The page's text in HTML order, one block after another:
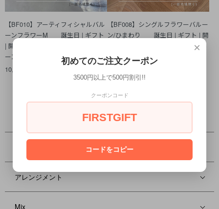
【BF010】アーティフィシャルバル
ーンフラワーM 誕生日 | ギフト
| 開店祝い | 名入れ | 結婚祝い | バル
ーン | プレゼント
10,800円(税込)
【BF008】シングルフラワーバルー
ン/ひまわり 誕生日 | ギフト | 開
店祝い | フラワーギフト | 周年祝い
| ひまわり | バルーンフラワー
アレンジメント
Mix
×
初めてのご注文クーポン
3500円以上で500円割引!!
クーポンコード
FIRSTGIFT
コードをコピー